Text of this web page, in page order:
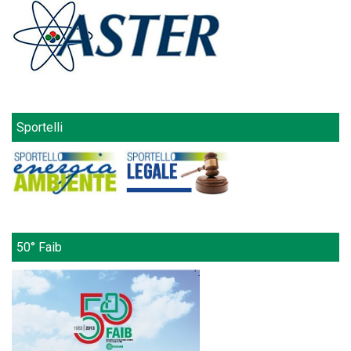
Sportelli
50° Faib